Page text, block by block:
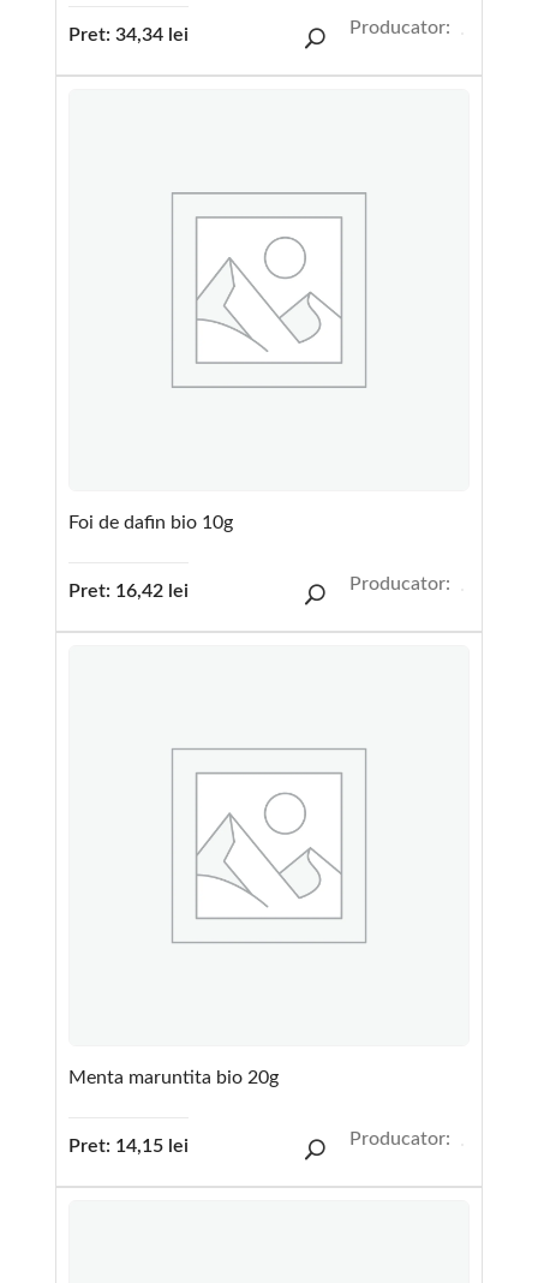
Pret: 34,34 lei Producator:
Foi de dafin bio 10g
Pret: 16,42 lei Producator:
Menta maruntita bio 20g
Pret: 14,15 lei Producator: